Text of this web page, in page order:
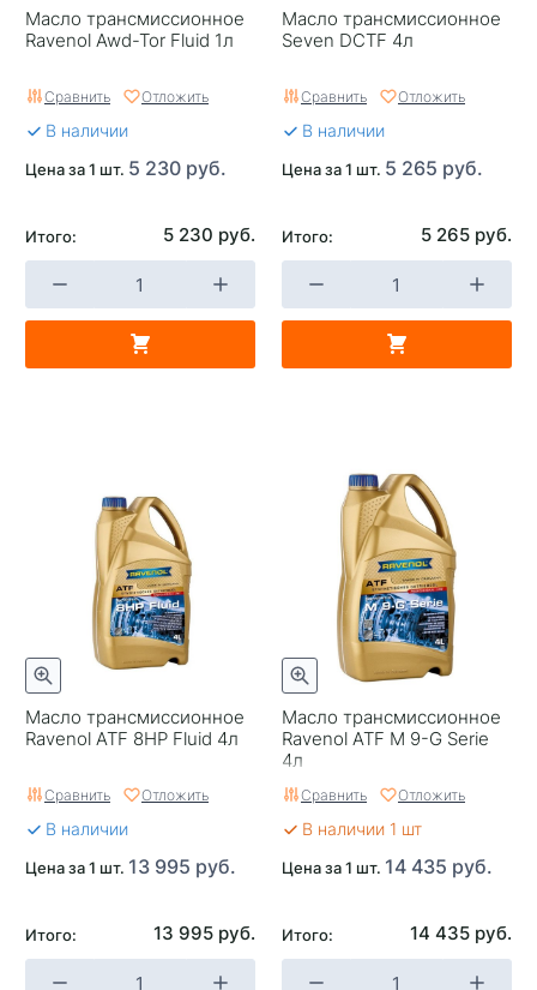
Масло трансмиссионное
Ravenol Awd-Tor Fluid 1л
Сравнить Отложить
В наличии
Цена за 1 шт. 5 230 руб.
Итого: 5 230 руб.
Масло трансмиссионное
Seven DCTF 4л
Сравнить Отложить
В наличии
Цена за 1 шт. 5 265 руб.
Итого: 5 265 руб.
Масло трансмиссионное
Ravenol ATF 8HP Fluid 4л
Сравнить Отложить
В наличии
Цена за 1 шт. 13 995 руб.
Итого: 13 995 руб.
Масло трансмиссионное
Ravenol ATF M 9-G Serie
4л
Сравнить Отложить
В наличии 1 шт
Цена за 1 шт. 14 435 руб.
Итого: 14 435 руб.